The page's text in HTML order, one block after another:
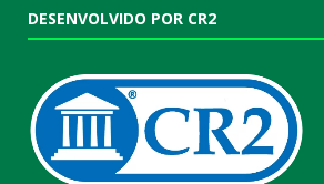
DESENVOLVIDO POR CR2